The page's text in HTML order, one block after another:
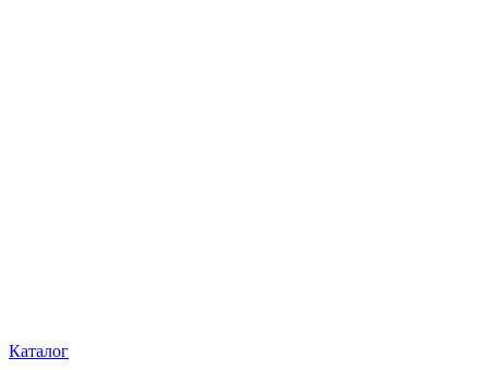
Каталог